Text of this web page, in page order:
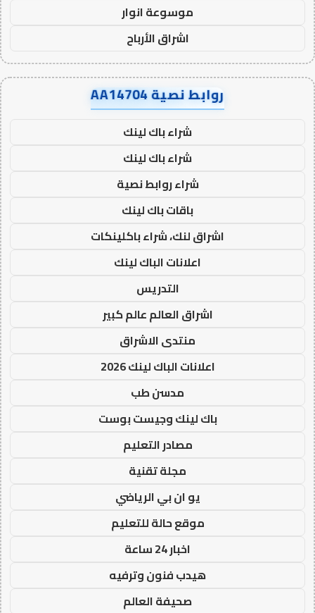
موسوعة انوار
اشراق الأرباح
روابط نصية AA14704
شراء باك لينك
شراء باك لينك
شراء روابط نصية
باقات باك لينك
اشراق لنك، شراء باكلينكات
اعلانات الباك لينك
التدريس
اشراق العالم عالم كبير
منتدى الاشراق
اعلانات الباك لينك 2026
مدسن طب
باك لينك وجيست بوست
مصادر التعليم
مجلة تقنية
يو ان بي الرياضي
موقع حالة للتعليم
اخبار 24 ساعة
هيدب فنون وترفيه
صحيفة العالم